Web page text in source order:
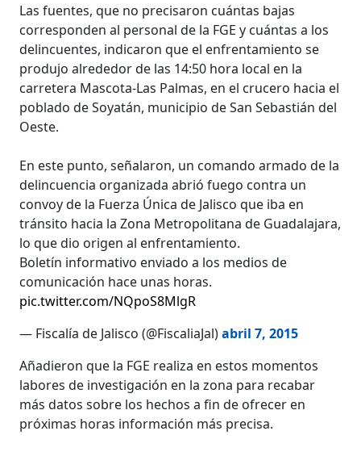
Las fuentes, que no precisaron cuántas bajas
corresponden al personal de la FGE y cuántas a los
delincuentes, indicaron que el enfrentamiento se
produjo alrededor de las 14:50 hora local en la
carretera Mascota-Las Palmas, en el crucero hacia el
poblado de Soyatán, municipio de San Sebastián del
Oeste.
En este punto, señalaron, un comando armado de la
delincuencia organizada abrió fuego contra un
convoy de la Fuerza Única de Jalisco que iba en
tránsito hacia la Zona Metropolitana de Guadalajara,
lo que dio origen al enfrentamiento.
Boletín informativo enviado a los medios de
comunicación hace unas horas.
pic.twitter.com/NQpoS8MlgR
— Fiscalía de Jalisco (@FiscaliaJal)abril 7, 2015
Añadieron que la FGE realiza en estos momentos
labores de investigación en la zona para recabar
más datos sobre los hechos a fin de ofrecer en
próximas horas información más precisa.